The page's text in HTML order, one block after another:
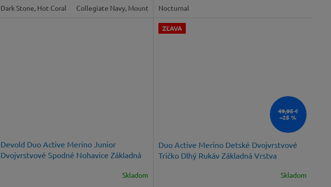
Dark Stone, Hot Coral Collegiate Navy, Mountain RedNocturnal
Devold Duo Active Merino Junior
Dvojvrstvové Spodné Nohavice Základná
Skladom
ZĽAVA
49,95 €
–25 %
Duo Active Merino Detské Dvojvrstvové
Tričko Dlhý Rukáv Základná Vrstva
Skladom